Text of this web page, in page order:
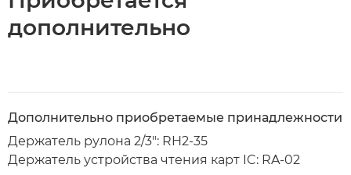
дополнительно
Дополнительно приобретаемые принадлежности
Держатель рулона 2/3": RH2-35
Держатель устройства чтения карт IC: RA-02